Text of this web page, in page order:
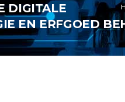
DIGITALE
EN ERFGOED